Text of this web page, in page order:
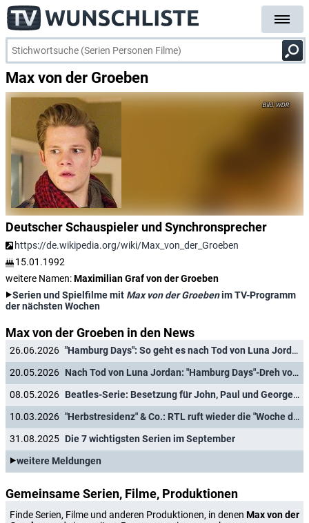
Max von der Groeben
WDR
Deutscher Schauspieler und Synchronsprecher
https://de.wikipedia.org/wiki/Max_von_der_Groeben
15.01.1992
weitere Namen:Maximilian Graf von der Groeben
Serien und Spielfilme mit Max von der Groebenim TV-Programm
der nächsten Wochen
Max von der Groeben in den News
26.06.2026
"Hamburg Days": So geht es nach Tod von Luna Jordan mit der Beatles-Serie weiter
20.05.2026
Nach Tod von Luna Jordan: "Hamburg Days"-Dreh vorerst gestoppt
08.05.2026
Beatles-Serie: Besetzung für John, Paul und George im Biopic "Hamburg Days" gefunden
10.03.2026
"Herbstresidenz" & Co.: RTL ruft wieder die "Woche der Vielfalt" aus
31.08.2025 Die 7 wichtigsten Serien im September
weitere Meldungen
Gemeinsame Serien, Filme, Produktionen
Finde Serien, Filme und anderen Produktionen, in denen Max von der